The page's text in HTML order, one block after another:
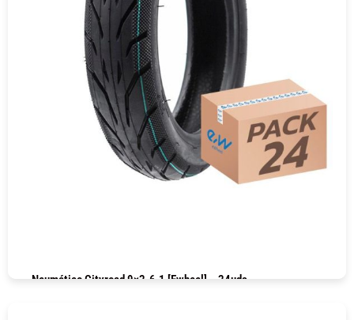
Neumático Cityroad 9×2-6.1 [Ewheel] – 24uds